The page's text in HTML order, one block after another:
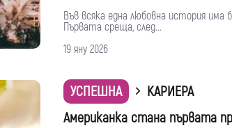
Във всяка една любовна история
Първата среща, след...
19 яну 2026
УСПЕШНА
КАРИЕРА
Американка стана първата